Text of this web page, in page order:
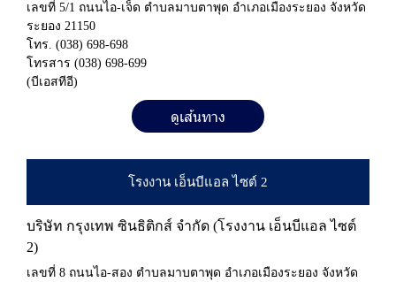
เลขที่ 5/1 ถนนไอ-เจ็ด ตำบลมาบตาพุด อำเภอเมืองระยอง จังหวัด
ระยอง 21150
โทร. (038) 698-698
โทรสาร (038) 698-699
(บีเอสทีอี)
ดูเส้นทาง
โรงงาน เอ็นบีแอล ไซต์ 2
บริษัท กรุงเทพ ซินธิติกส์ จำกัด (โรงงาน เอ็นบีแอล ไซต์
2)
เลขที่ 8 ถนนไอ-สอง ตำบลมาบตาพุด อำเภอเมืองระยอง จังหวัด